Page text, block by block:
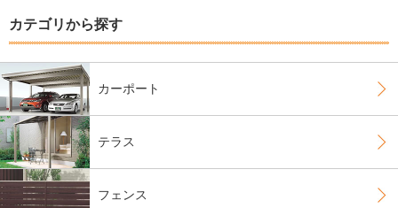
カテゴリから探す
カーポート
テラス
フェンス